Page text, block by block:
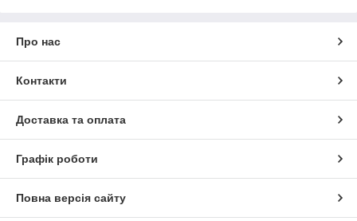
Про нас
Контакти
Доставка та оплата
Графік роботи
Повна версія сайту